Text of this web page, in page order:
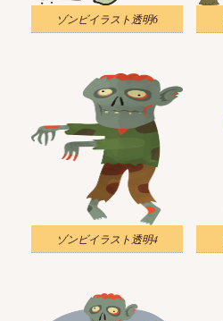
ゾンビイラスト透明6
ゾンビイラスト透明4